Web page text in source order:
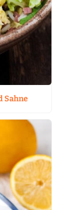
Sahne